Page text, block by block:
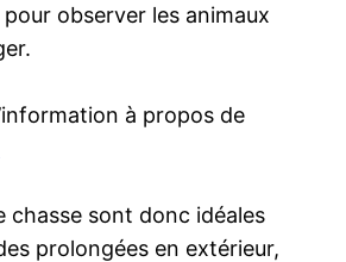
observer les animaux
à propos de
chasse sont donc idéales
prolongées en extérieur,